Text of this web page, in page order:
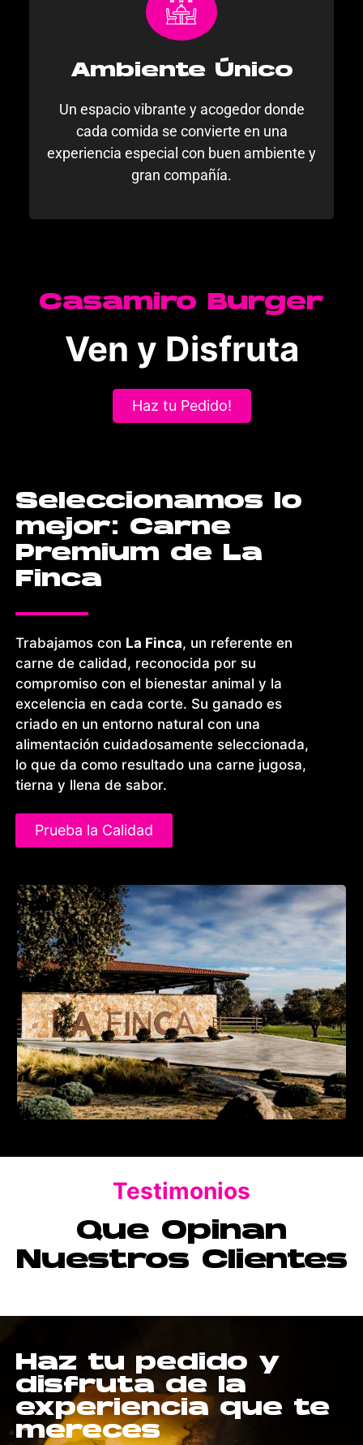
Ambiente Único
Un espacio vibrante y acogedor donde
cada comida se convierte en una
experiencia especial con buen ambiente y
gran compañía.
Casamiro Burger
Ven y Disfruta
Haz tu Pedido!
Seleccionamos lo
mejor: Carne
Premium de La
Finca
Trabajamos con La Finca, un referente en
carne de calidad, reconocida por su
compromiso con el bienestar animal y la
excelencia en cada corte. Su ganado es
criado en un entorno natural con una
alimentación cuidadosamente seleccionada,
lo que da como resultado una carne jugosa,
tierna y llena de sabor.
Prueba la Calidad
Testimonios
Que Opinan
Nuestros Clientes
Haz tu pedido y
disfruta de la
experiencia que te
mereces